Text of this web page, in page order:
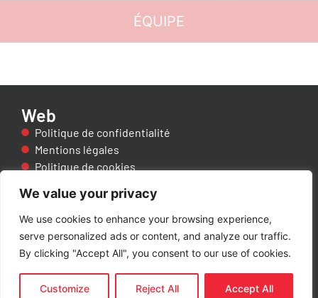
We value your privacy
We use cookies to enhance your browsing experience,
serve personalized ads or content, and analyze our traffic.
By clicking "Accept All", you consent to our use of cookies.
Customize Reject All Accept All
ÉQUIPE
Web
Politique de confidentialité
Mentions légales
Politique de cookies
Politiques de qualité